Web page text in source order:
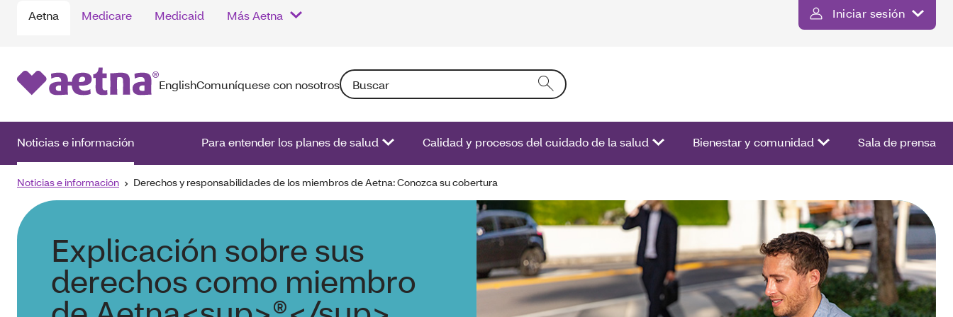
Aetna Medicare Medicaid Más Aetna Iniciar sesión
EnglishComuníquese con nosotrosBuscar: Si introduce un texto en el campo activará una lista de opciones.
Noticias e información Para entender los planes de salud Calidad y procesos del cuidado de la salud Bienestar y comunidad Sala de prensa
Noticias e información Derechos y responsabilidades de los miembros de Aetna: Conozca su cobertura
Explicación sobre sus
derechos como miembro